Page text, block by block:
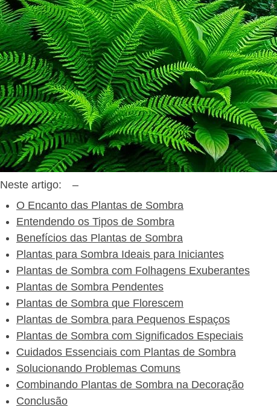
Neste artigo:
–
O Encanto das Plantas de Sombra
Entendendo os Tipos de Sombra
Benefícios das Plantas de Sombra
Plantas para Sombra Ideais para Iniciantes
Plantas de Sombra com Folhagens Exuberantes
Plantas de Sombra Pendentes
Plantas de Sombra que Florescem
Plantas de Sombra para Pequenos Espaços
Plantas de Sombra com Significados Especiais
Cuidados Essenciais com Plantas de Sombra
Solucionando Problemas Comuns
Combinando Plantas de Sombra na Decoração
Conclusão